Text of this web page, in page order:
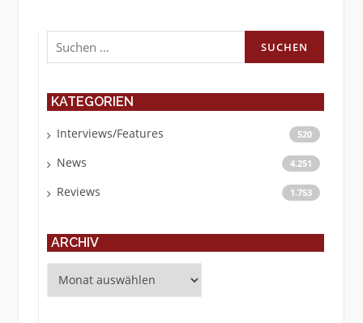
Suchen
nach:
KATEGORIEN
Interviews/Features 520
News 4.251
Reviews 1.753
ARCHIV